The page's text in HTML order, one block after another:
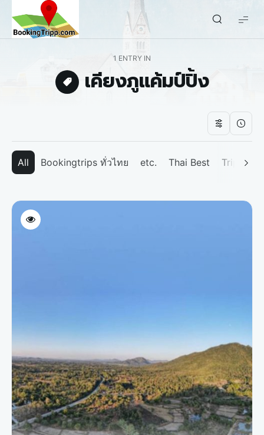
bookingtripp.com
1 ENTRY IN
เคียงภูแค้มป์ปิ้ง
All Bookingtrips ทั่วไทย etc. Thai Best Tripp